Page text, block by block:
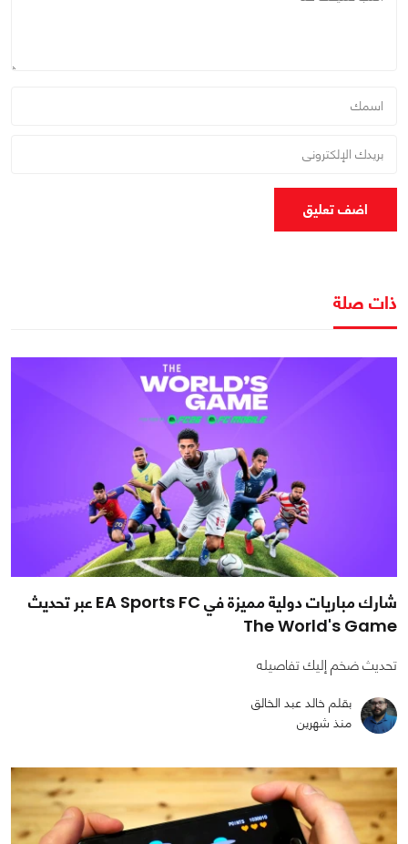
اضف تعليق
ذات صلة
شارك مباريات دولية مميزة في EA Sports FC عبر تحديث
The World's Game
تحديث ضخم إليك تفاصيله
بقلم خالد عبد الخالق
منذ شهرين